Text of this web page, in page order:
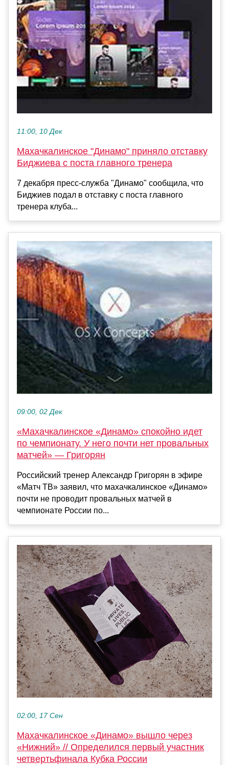
11:00, 10 Дек
Махачкалинское "Динамо" приняло отставку
Биджиева с поста главного тренера
7 декабря пресс-служба "Динамо" сообщила, что
Биджиев подал в отставку с поста главного
тренера клуба...
09:00, 02 Дек
«Махачкалинское «Динамо» спокойно идет
по чемпионату. У него почти нет провальных
матчей» — Григорян
Российский тренер Александр Григорян в эфире
«Матч ТВ» заявил, что махачкалинское «Динамо»
почти не проводит провальных матчей в
чемпионате России по...
02:00, 17 Сен
Махачкалинское «Динамо» вышло через
«Нижний» // Определился первый участник
четвертьфинала Кубка России